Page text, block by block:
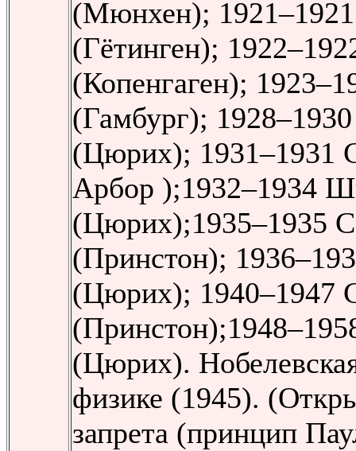
(Мюнхен);
(Гётинген);
(Копенгаген);
(Гамбург);
(Цюрих);
Арбор );1932–1934
(Цюрих);1935–1935
(Принстон);
(Цюрих);
(Цюрих).
физике (1945).
запрета (принцип